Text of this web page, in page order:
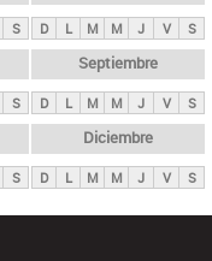
S D L M M J V S
S
Septiembre
D L M M J V S
S
Diciembre
D L M M J V S